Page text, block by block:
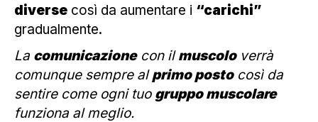
diverse così da aumentare i “carichi”
gradualmente.
La comunicazionecon ilmuscoloverrà
comunque sempre alprimo postocosì da
sentire come ogni tuo gruppo muscolare
funziona al meglio.